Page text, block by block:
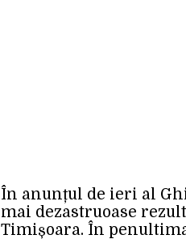
În anunțul de ieri al
mai dezastruoase
Timișoara. În